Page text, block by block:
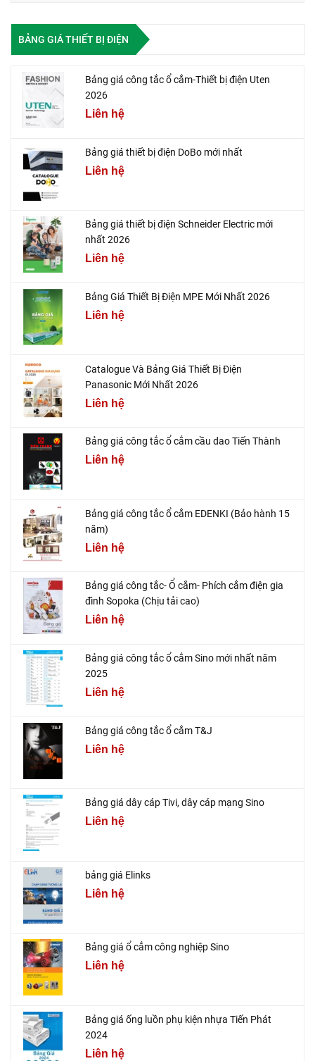
BẢNG GIÁ THIẾT BỊ ĐIỆN
Bảng giá công tắc ổ cắm-Thiết bị điện Uten
2026
Liên hệ
Bảng giá thiết bị điện DoBo mới nhất
Liên hệ
Bảng giá thiết bị điện Schneider Electric mới
nhất 2026
Liên hệ
Bảng Giá Thiết Bị Điện MPE Mới Nhất 2026
Liên hệ
Catalogue Và Bảng Giá Thiết Bị Điện
Panasonic Mới Nhất 2026
Liên hệ
Bảng giá công tắc ổ cắm cầu dao Tiến Thành
Liên hệ
Bảng giá công tắc ổ cắm EDENKI (Bảo hành 15
năm)
Liên hệ
Bảng giá công tắc- Ổ cắm- Phích cắm điện gia
đình Sopoka (Chịu tải cao)
Liên hệ
Bảng giá công tắc ổ cắm Sino mới nhất năm
2025
Liên hệ
Bảng giá công tắc ổ cắm T&J
Liên hệ
Bảng giá dây cáp Tivi, dây cáp mạng Sino
Liên hệ
bảng giá Elinks
Liên hệ
Bảng giá ổ cắm công nghiệp Sino
Liên hệ
Bảng giá ống luồn phụ kiện nhựa Tiến Phát
2024
Liên hệ